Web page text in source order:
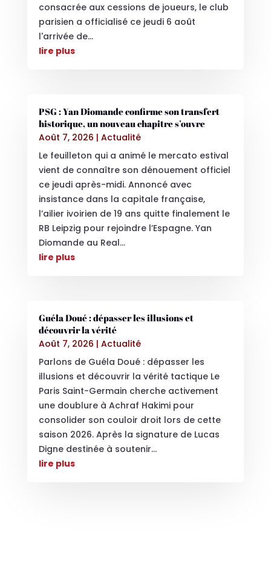
consacrée aux cessions de joueurs, le club
parisien a officialisé ce jeudi 6 août
l'arrivée de...
lire plus
PSG : Yan Diomande confirme son transfert
historique, un nouveau chapitre s’ouvre
Août 7, 2026 | Actualité
Le feuilleton qui a animé le mercato estival
vient de connaître son dénouement officiel
ce jeudi après-midi. Annoncé avec
insistance dans la capitale française,
l’ailier ivoirien de 19 ans quitte finalement le
RB Leipzig pour rejoindre l’Espagne. Yan
Diomande au Real...
lire plus
Guéla Doué : dépasser les illusions et
découvrir la vérité
Août 7, 2026 | Actualité
Parlons de Guéla Doué : dépasser les
illusions et découvrir la vérité tactique Le
Paris Saint-Germain cherche activement
une doublure à Achraf Hakimi pour
consolider son couloir droit lors de cette
saison 2026. Après la signature de Lucas
Digne destinée à soutenir...
lire plus